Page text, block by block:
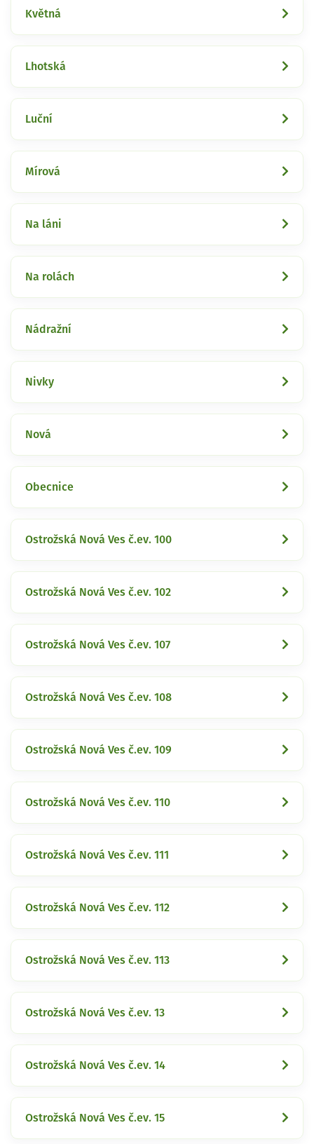
Květná
Lhotská
Luční
Mírová
Na láni
Na rolách
Nádražní
Nivky
Nová
Obecnice
Ostrožská Nová Ves č.ev. 100
Ostrožská Nová Ves č.ev. 102
Ostrožská Nová Ves č.ev. 107
Ostrožská Nová Ves č.ev. 108
Ostrožská Nová Ves č.ev. 109
Ostrožská Nová Ves č.ev. 110
Ostrožská Nová Ves č.ev. 111
Ostrožská Nová Ves č.ev. 112
Ostrožská Nová Ves č.ev. 113
Ostrožská Nová Ves č.ev. 13
Ostrožská Nová Ves č.ev. 14
Ostrožská Nová Ves č.ev. 15